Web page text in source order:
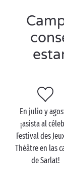
pueblo
Eyzies…
Por último,
agradable
Visite
Tras deleitar la
en Sarlat pasa
En julio y
¡asista al
Festival des
Théâtre en las
de Sarlat!